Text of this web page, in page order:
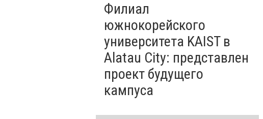
Филиал
южнокорейского
университета KAIST в
Alatau City: представлен
проект будущего
кампуса